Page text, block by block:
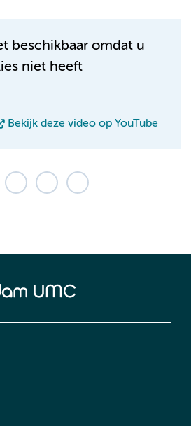
beschikbaar omdat u
niet heeft
Bekijk deze video op YouTube